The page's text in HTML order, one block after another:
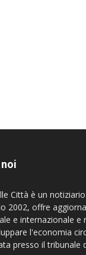
Città è un
2002, offre
e internazionale
l'economia
presso il tribunale